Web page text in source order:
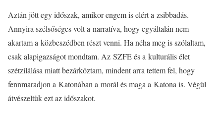
Aztán jött egy időszak, amikor engem is elért a zsibbadás.
Annyira szélsőséges volt a narratíva, hogy egyáltalán nem
akartam a közbeszédben részt venni. Ha néha meg is szólaltam,
csak alapigazságot mondtam. Az SZFE és a kulturális élet
szétzilálása miatt bezárkóztam, mindent arra tettem fel, hogy
fennmaradjon a Katonában a morál és maga a Katona is. Végül
átvészeltük ezt az időszakot.